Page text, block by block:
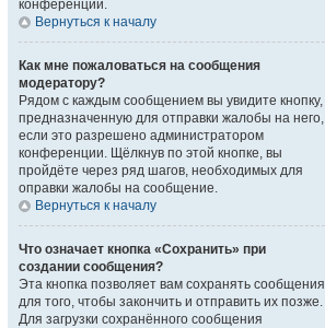
конференции.
Вернуться к началу
Как мне пожаловаться на сообщения
модератору?
Рядом с каждым сообщением вы увидите кнопку,
предназначенную для отправки жалобы на него,
если это разрешено администратором
конференции. Щёлкнув по этой кнопке, вы
пройдёте через ряд шагов, необходимых для
оправки жалобы на сообщение.
Вернуться к началу
Что означает кнопка «Сохранить» при
создании сообщения?
Эта кнопка позволяет вам сохранять сообщения
для того, чтобы закончить и отправить их позже.
Для загрузки сохранённого сообщения